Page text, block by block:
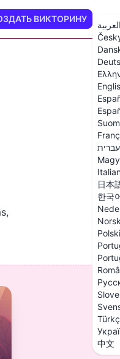
ВИКТОРИНУ
עברית
日本
한국
Polski
中文